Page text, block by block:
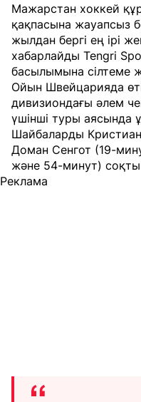
Мажарстан хоккей
қақпасына жауапсыз
жылдан бергі ең ірі
хабарлайды Tengri
басылымына сілтеме
Ойын Швейцарияда
дивизиондағы әлем
үшінші туры аясында
Шайбаларды
Доман Сенгот (19-
және 54-минут)
Реклама